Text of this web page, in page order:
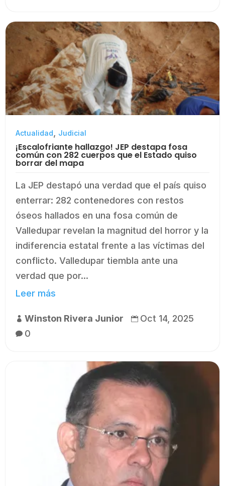
Actualidad, Judicial
¡Escalofriante hallazgo! JEP destapa fosa
común con 282 cuerpos que el Estado quiso
borrar del mapa
La JEP destapó una verdad que el país quiso
enterrar: 282 contenedores con restos
óseos hallados en una fosa común de
Valledupar revelan la magnitud del horror y la
indiferencia estatal frente a las víctimas del
conflicto. Valledupar tiembla ante una
verdad que por...
Leer más
 Winston Rivera Junior  Oct 14, 2025
 0